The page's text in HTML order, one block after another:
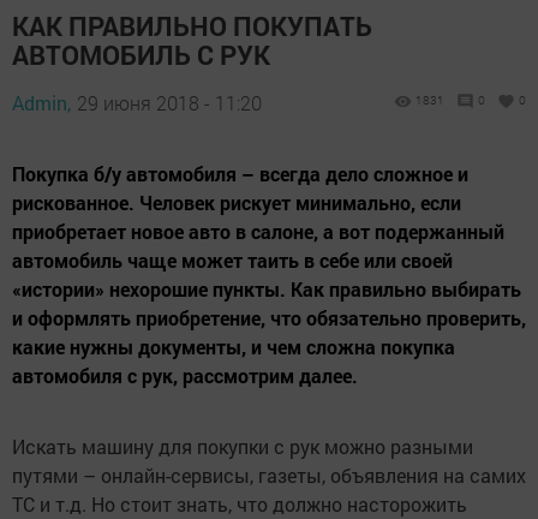
КАК ПРАВИЛЬНО ПОКУПАТЬ
АВТОМОБИЛЬ С РУК
Admin, 29 июня 2018 - 11:20 1831 0 0
Покупка б/у автомобиля – всегда дело сложное и
рискованное. Человек рискует минимально, если
приобретает новое авто в салоне, а вот подержанный
автомобиль чаще может таить в себе или своей
«истории» нехорошие пункты. Как правильно выбирать
и оформлять приобретение, что обязательно проверить,
какие нужны документы, и чем сложна покупка
автомобиля с рук, рассмотрим далее.
Искать машину для покупки с рук можно разными
путями – онлайн-сервисы, газеты, объявления на самих
ТС и т.д. Но стоит знать, что должно насторожить